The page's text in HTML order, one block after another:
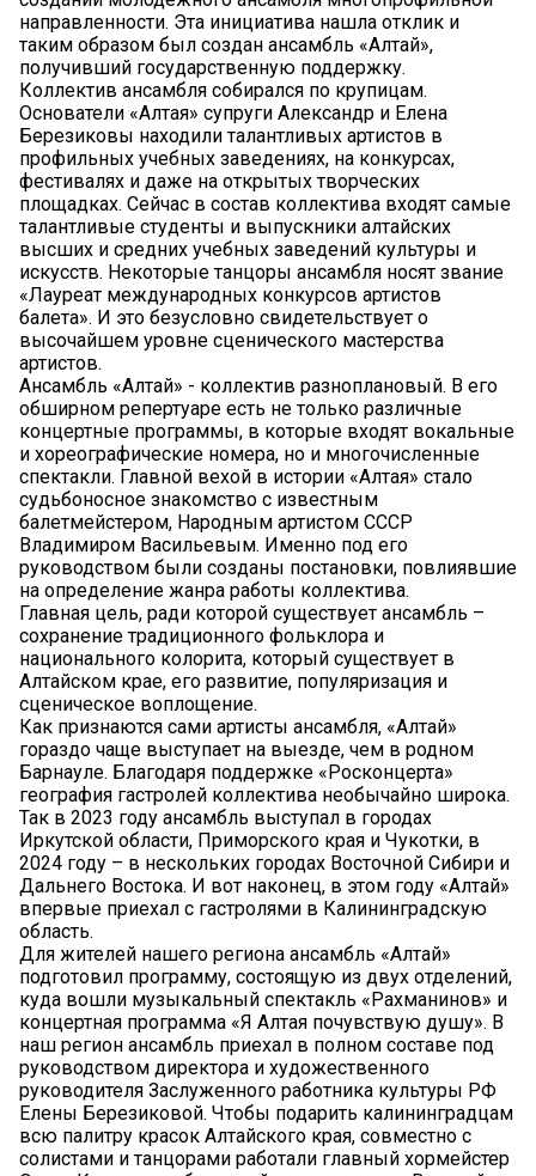
направленности. Эта инициатива нашла отклик и
таким образом был создан ансамбль «Алтай»,
получивший государственную поддержку.
Коллектив ансамбля собирался по крупицам.
Основатели «Алтая» супруги Александр и Елена
Березиковы находили талантливых артистов в
профильных учебных заведениях, на конкурсах,
фестивалях и даже на открытых творческих
площадках. Сейчас в состав коллектива входят самые
талантливые студенты и выпускники алтайских
высших и средних учебных заведений культуры и
искусств. Некоторые танцоры ансамбля носят звание
«Лауреат международных конкурсов артистов
балета». И это безусловно свидетельствует о
высочайшем уровне сценического мастерства
артистов.
Ансамбль «Алтай» - коллектив разноплановый. В его
обширном репертуаре есть не только различные
концертные программы, в которые входят вокальные
и хореографические номера, но и многочисленные
спектакли. Главной вехой в истории «Алтая» стало
судьбоносное знакомство с известным
балетмейстером, Народным артистом СССР
Владимиром Васильевым. Именно под его
руководством были созданы постановки, повлиявшие
на определение жанра работы коллектива.
Главная цель, ради которой существует ансамбль –
сохранение традиционного фольклора и
национального колорита, который существует в
Алтайском крае, его развитие, популяризация и
сценическое воплощение.
Как признаются сами артисты ансамбля, «Алтай»
гораздо чаще выступает на выезде, чем в родном
Барнауле. Благодаря поддержке «Росконцерта»
география гастролей коллектива необычайно широка.
Так в 2023 году ансамбль выступал в городах
Иркутской области, Приморского края и Чукотки, в
2024 году – в нескольких городах Восточной Сибири и
Дальнего Востока. И вот наконец, в этом году «Алтай»
впервые приехал с гастролями в Калининградскую
область.
Для жителей нашего региона ансамбль «Алтай»
подготовил программу, состоящую из двух отделений,
куда вошли музыкальный спектакль «Рахманинов» и
концертная программа «Я Алтая почувствую душу». В
наш регион ансамбль приехал в полном составе под
руководством директора и художественного
руководителя Заслуженного работника культуры РФ
Елены Березиковой. Чтобы подарить калининградцам
всю палитру красок Алтайского края, совместно с
солистами и танцорами работали главный хормейстер